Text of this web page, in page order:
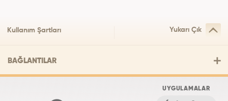
Kullanım Şartları Yukarı Çık
BAĞLANTILAR
UYGULAMALAR